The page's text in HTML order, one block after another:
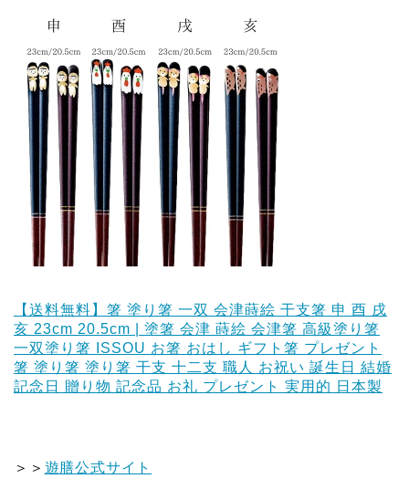
【送料無料】箸 塗り箸 一双 会津蒔絵 干支箸 申 酉 戌
亥 23cm 20.5cm | 塗箸 会津 蒔絵 会津箸 高級塗り箸
一双塗り箸 ISSOU お箸 おはし ギフト箸 プレゼント
箸 塗り箸 塗り箸 干支 十二支 職人 お祝い 誕生日 結婚
記念日 贈り物 記念品 お礼 プレゼント 実用的 日本製
＞＞ 遊膳公式サイト